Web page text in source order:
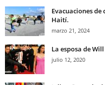
Evacuaciones
Haití.
marzo 21, 2024
La esposa de
julio 12, 2020